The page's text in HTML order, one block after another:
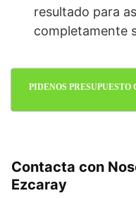
resultado para
completamente
PIDENOS PRESUPUESTO
Contacta con
Ezcaray